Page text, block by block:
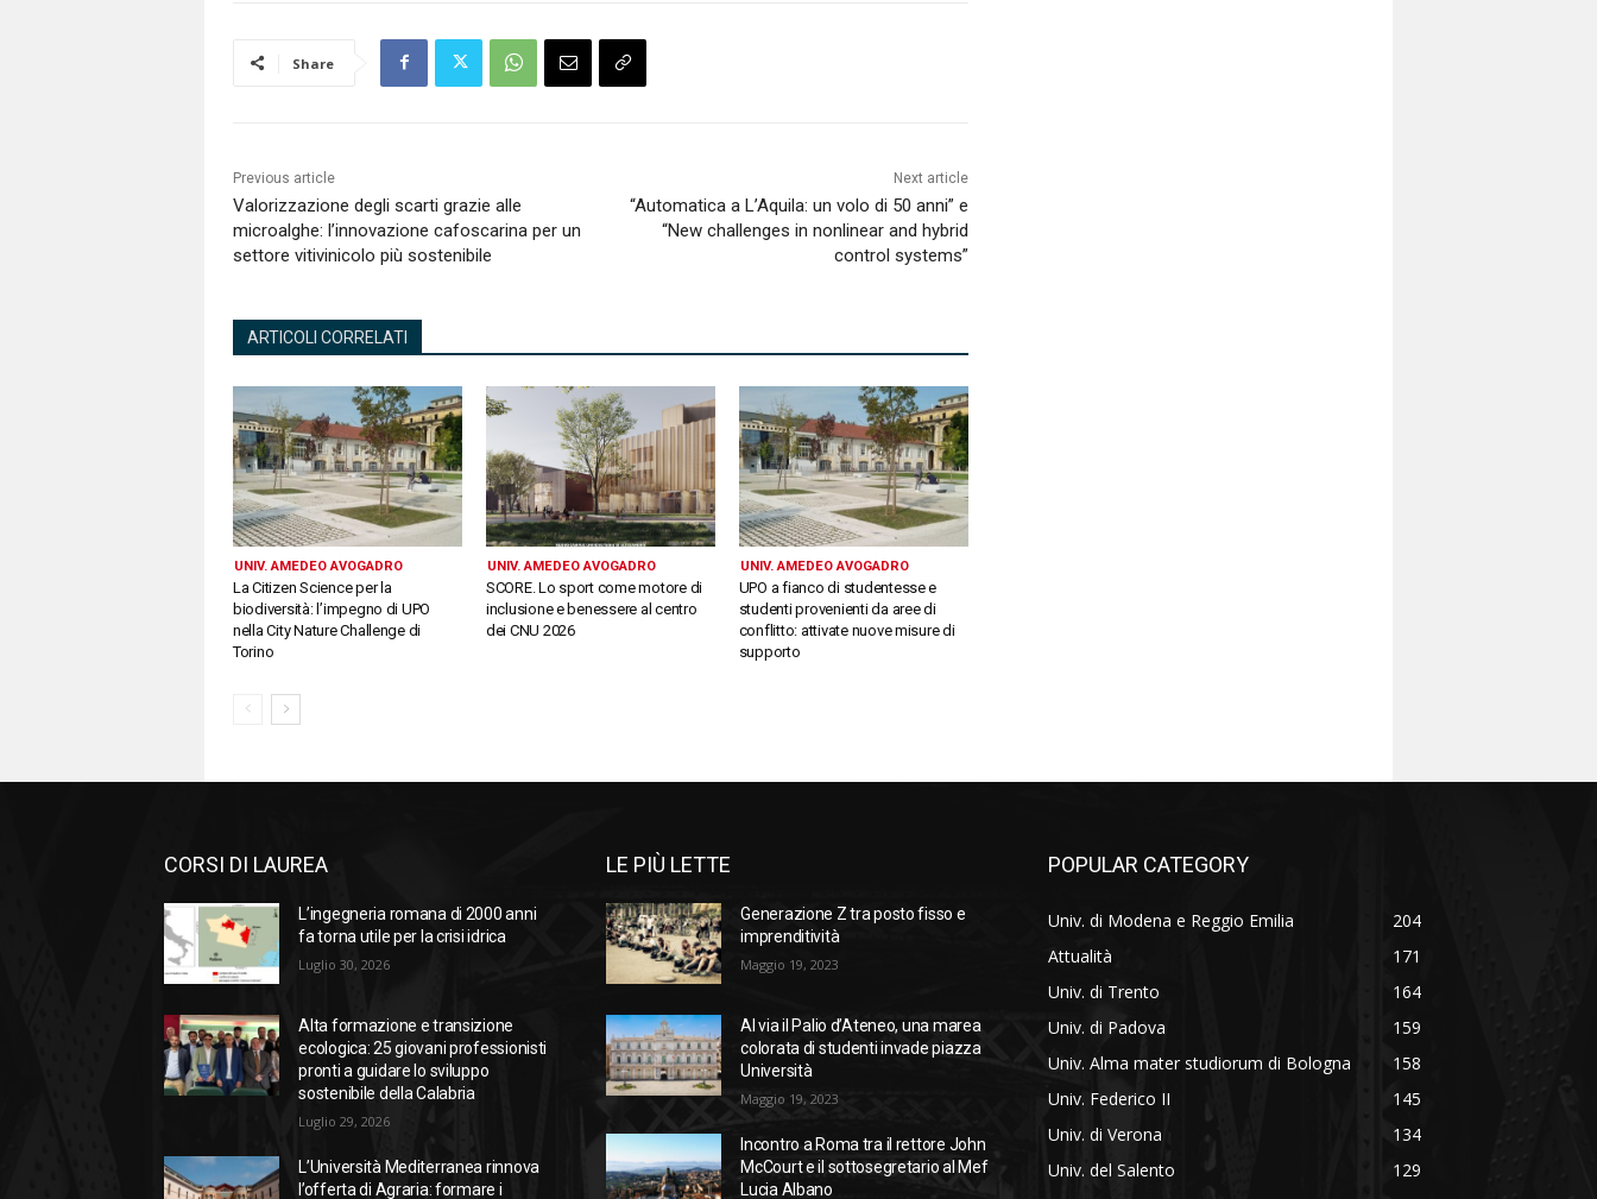
Share
Previous article
Valorizzazione degli scarti grazie alle
microalghe: l’innovazione cafoscarina per un
settore vitivinicolo più sostenibile
Next article
“Automatica a L’Aquila: un volo di 50 anni” e
“New challenges in nonlinear and hybrid
control systems”
ARTICOLI CORRELATI
UNIV. AMEDEO AVOGADRO
La Citizen Science per la
biodiversità: l’impegno di UPO
nella City Nature Challenge di
Torino
UNIV. AMEDEO AVOGADRO
SCORE. Lo sport come motore di
inclusione e benessere al centro
dei CNU 2026
UNIV. AMEDEO AVOGADRO
UPO a fianco di studentesse e
studenti provenienti da aree di
conflitto: attivate nuove misure di
supporto
CORSI DI LAUREA
L’ingegneria romana di 2000 anni
fa torna utile per la crisi idrica
Luglio 30, 2026
Alta formazione e transizione
ecologica: 25 giovani professionisti
pronti a guidare lo sviluppo
sostenibile della Calabria
Luglio 29, 2026
L’Università Mediterranea rinnova
l’offerta di Agraria: formare i
LE PIÙ LETTE
Generazione Z tra posto fisso e
imprenditività
Maggio 19, 2023
Al via il Palio d’Ateneo, una marea
colorata di studenti invade piazza
Università
Maggio 19, 2023
Incontro a Roma tra il rettore John
McCourt e il sottosegretario al Mef
Lucia Albano
POPULAR CATEGORY
Univ. di Modena e Reggio Emilia
204
Attualità
171
Univ. di Trento
164
Univ. di Padova
159
Univ. Alma mater studiorum di Bologna
158
Univ. Federico II
145
Univ. di Verona
134
Univ. del Salento
129